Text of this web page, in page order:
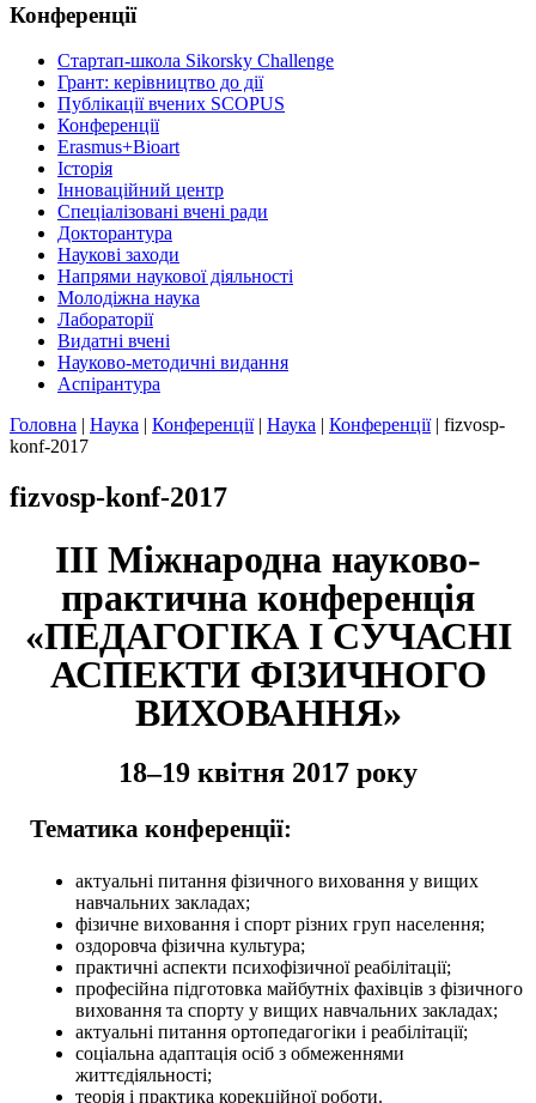
Конференції
Стартап-школа Sikorsky Challenge
Грант: керівництво до дії
Публікації вчених SCOPUS
Конференції
Erasmus+Bioart
Історія
Інноваційний центр
Спеціалізовані вчені ради
Докторантура
Наукові заходи
Напрями наукової діяльності
Молодіжна наука
Лабораторії
Видатні вчені
Науково-методичні видання
Аспірантура
Головна | Наука | Конференції| Наука | Конференції| fizvosp-
konf-2017
fizvosp-konf-2017
ІІІ Міжнародна науково-
практична конференція
«ПЕДАГОГІКА І СУЧАСНІ
АСПЕКТИ ФІЗИЧНОГО
ВИХОВАННЯ»
18–19 квітня 2017 року
Тематика конференції:
актуальні питання фізичного виховання у вищих
навчальних закладах;
фізичне виховання і спорт різних груп населення;
оздоровча фізична культура;
практичні аспекти психофізичної реабілітації;
професійна підготовка майбутніх фахівців з фізичного
виховання та спорту у вищих навчальних закладах;
актуальні питання ортопедагогіки і реабілітації;
соціальна адаптація осіб з обмеженнями
життєдіяльності;
теорія і практика корекційної роботи.